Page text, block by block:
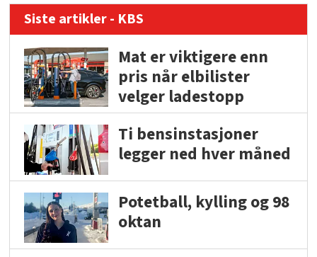
Siste artikler - KBS
Mat er viktigere enn
pris når elbilister
velger ladestopp
Ti bensinstasjoner
legger ned hver måned
Potetball, kylling og 98
oktan